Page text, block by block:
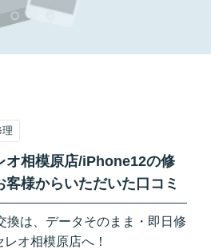
オ相模原店/iPhone12の修
様からいただいた口コミ
換は、データそのまま・即日修
オ相模原店へ！